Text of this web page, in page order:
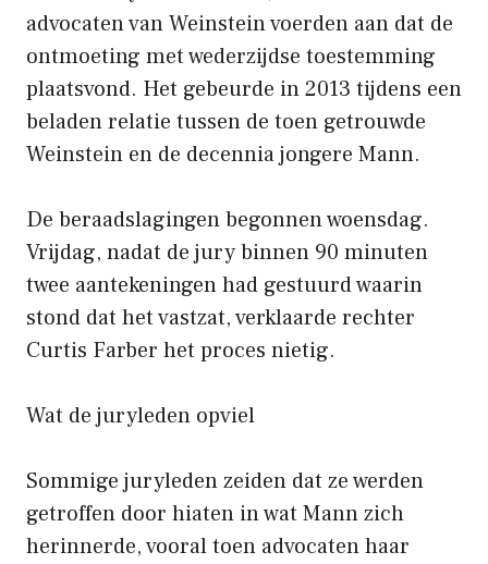
advocaten van Weinstein voerden aan dat de
ontmoeting met wederzijdse toestemming
plaatsvond. Het gebeurde in 2013 tijdens een
beladen relatie tussen de toen getrouwde
Weinstein en de decennia jongere Mann.
De beraadslagingen begonnen woensdag.
Vrijdag, nadat de jury binnen 90 minuten
twee aantekeningen had gestuurd waarin
stond dat het vastzat, verklaarde rechter
Curtis Farber het proces nietig.
Wat de juryleden opviel
Sommige juryleden zeiden dat ze werden
getroffen door hiaten in wat Mann zich
herinnerde, vooral toen advocaten haar